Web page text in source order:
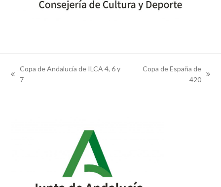
previous
Copa de Andalucía de ILCA 4, 6 y
7
Copa de España de
420